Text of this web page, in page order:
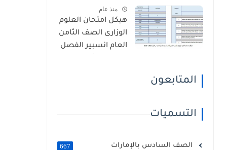
2026 منهج الإماراتمنذ عام
هيكل امتحان العلوم
الوزارى الصف الثامن
العام انسبير الفصل
المتابعون
التسميات
الصف السادس بالإمارات 667